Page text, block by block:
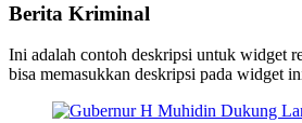
Berita Kriminal
Ini adalah contoh deskripsi untuk widget
bisa memasukkan deskripsi pada widget